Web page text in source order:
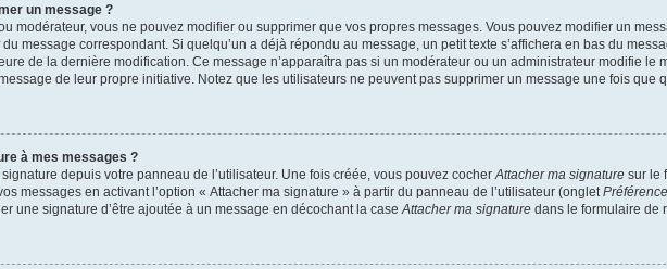
un message ?
modérateur, vous ne pouvez modifier ou supprimer que vos propres messages. Vous pouvez modifier un
du message correspondant. Si quelqu’un a déjà répondu au message, un petit texte s’affichera en bas du
de la dernière modification. Ce message n’apparaîtra pas si un modérateur ou un administrateur modifie
de leur propre initiative. Notez que les utilisateurs ne peuvent pas supprimer un message une fois que
à mes messages ?
depuis votre panneau de l’utilisateur. Une fois créée, vous pouvez cocherAttacher ma signature sur le
messages en activant l’option « Attacher ma signature » à partir du panneau de l’utilisateur (onglet
une signature d’être ajoutée à un message en décochant la caseAttacher ma signature dans le formulaire de